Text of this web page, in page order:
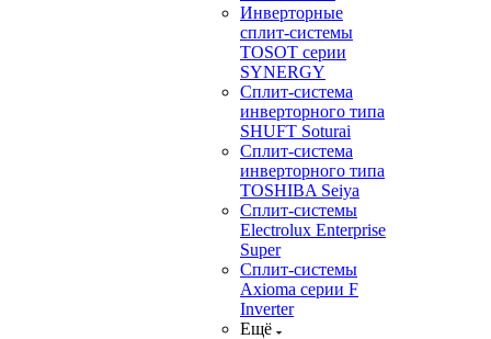
Инверторные
сплит-системы
TOSOT серии
SYNERGY
Сплит-система
инверторного типа
SHUFT Soturai
Сплит-система
инверторного типа
TOSHIBA Seiya
Сплит-системы
Electrolux Enterprise
Super
Сплит-системы
Axioma серии F
Inverter
Ещё